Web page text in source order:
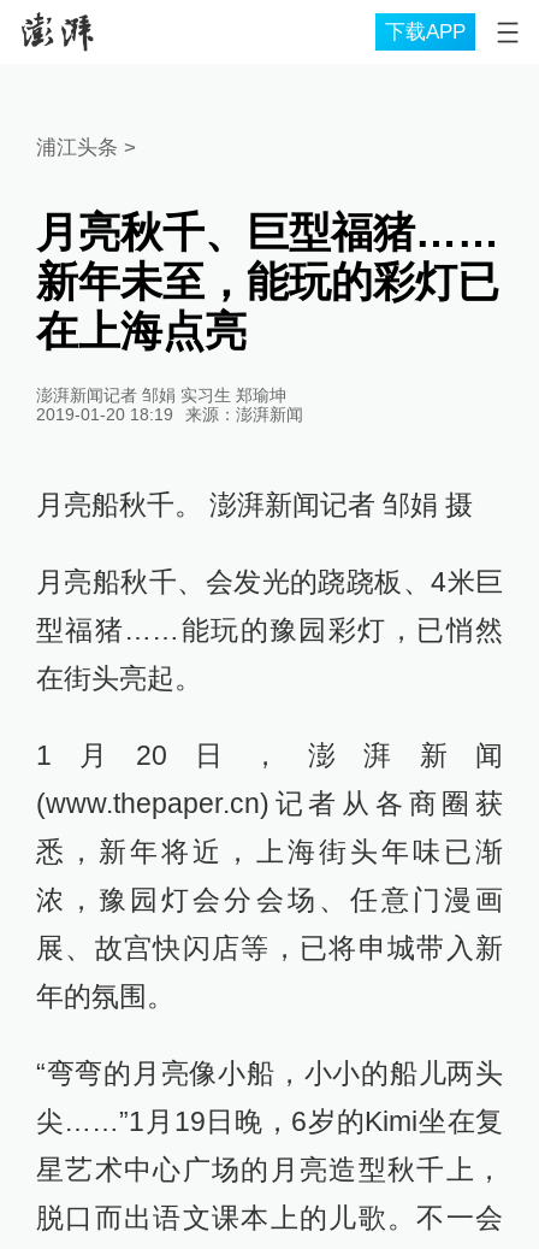
下载APP
浦江头条 >
月亮秋千、巨型福猪……
新年未至，能玩的彩灯已
在上海点亮
澎湃新闻记者 邹娟 实习生 郑瑜坤
2019-01-20 18:19
来源： 澎湃新闻
月亮船秋千。 澎湃新闻记者 邹娟 摄
月亮船秋千、会发光的跷跷板、4米巨
型福猪……能玩的豫园彩灯，已悄然
在街头亮起。
1月20日，澎湃新闻
(www.thepaper.cn)记者从各商圈获
悉，新年将近，上海街头年味已渐
浓，豫园灯会分会场、任意门漫画
展、故宫快闪店等，已将申城带入新
年的氛围。
“弯弯的月亮像小船，小小的船儿两头
尖……”1月19日晚，6岁的Kimi坐在复
星艺术中心广场的月亮造型秋千上，
脱口而出语文课本上的儿歌。不一会